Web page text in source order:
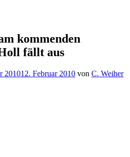
kommenden
fällt aus
201012. Februar 2010 von C. Weiher